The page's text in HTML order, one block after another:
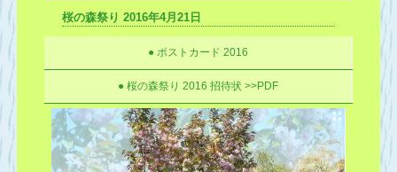
桜の森祭り 2016年4月21日
● ポストカード 2016
● 桜の森祭り 2016 招待状 >>PDF